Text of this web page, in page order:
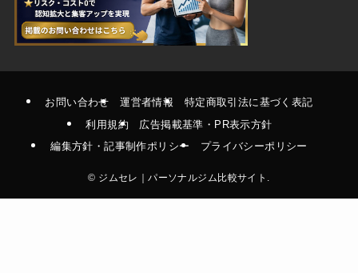
お問い合わせ 運営者情報
特定商取引法に基づく表記
利用規約
広告掲載基準・PR表示方針
編集方針・記事制作ポリシー
プライバシーポリシー
© ジムセレ｜パーソナルジム比較サイト.